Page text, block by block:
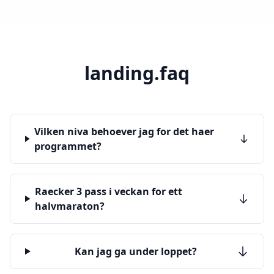
landing.faq
Vilken niva behoever jag for det haer
programmet?
Raecker 3 pass i veckan for ett
halvmaraton?
Kan jag ga under loppet?